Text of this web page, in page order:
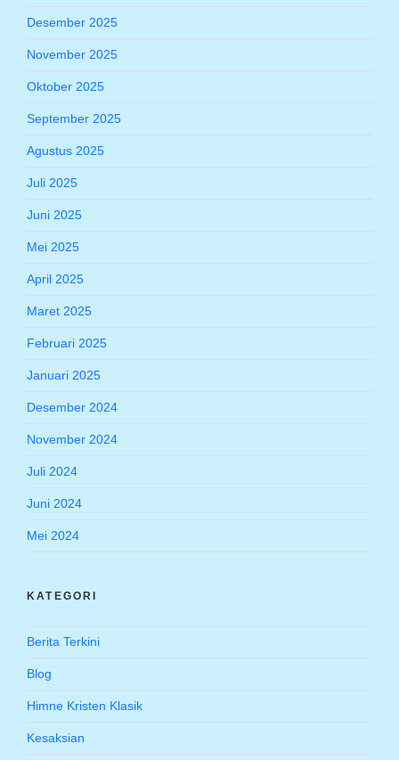
Desember 2025
November 2025
Oktober 2025
September 2025
Agustus 2025
Juli 2025
Juni 2025
Mei 2025
April 2025
Maret 2025
Februari 2025
Januari 2025
Desember 2024
November 2024
Juli 2024
Juni 2024
Mei 2024
KATEGORI
Berita Terkini
Blog
Himne Kristen Klasik
Kesaksian